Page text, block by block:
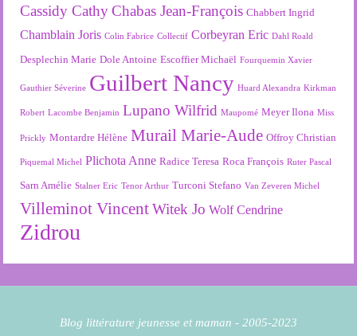
Cassidy Cathy Chabas Jean-François Chabbert Ingrid
Chamblain Joris Colin Fabrice Collectif Corbeyran Eric Dahl Roald
Desplechin Marie Dole Antoine Escoffier Michaël Fourquemin Xavier
Gauthier Séverine Guilbert Nancy Huard Alexandra Kirkman
Robert Lacombe Benjamin Lupano Wilfrid Maupomé Meyer Ilona Miss
Prickly Montardre Hélène Murail Marie-Aude Offroy Christian
Piquemal Michel Plichota Anne Radice Teresa Roca François Ruter Pascal
Sarn Amélie Stalner Eric Tenor Arthur Turconi Stefano Van Zeveren Michel
Villeminot Vincent Witek Jo Wolf Cendrine
Zidrou
Blog littérature jeunesse et maman - 2005-2023